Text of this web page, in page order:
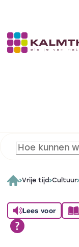
Vrije tijd Cultuur
Lees voor